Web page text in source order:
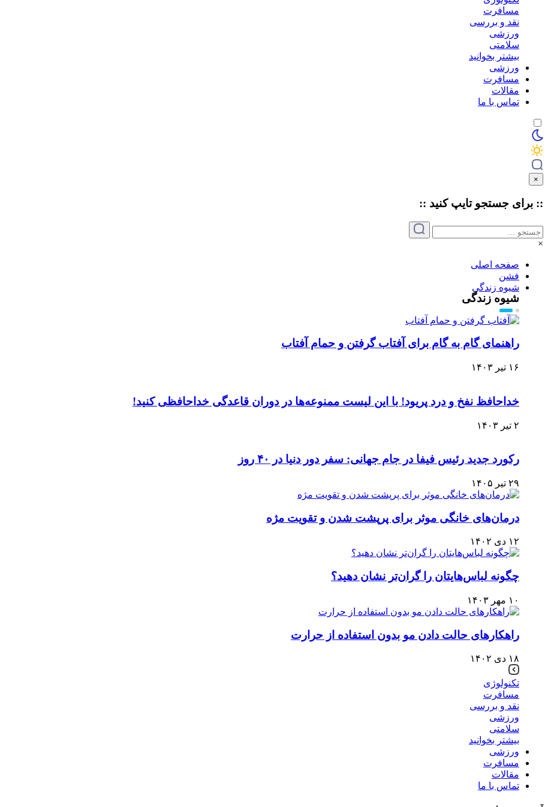
مسافرت
نقد و بررسی
ورزشی
سلامتی
بیشتر بخوانید
ورزشی
مسافرت
مقالات
تماس با ما
×
:: برای جستجو تایپکنید ::
×
صفحه اصلی
فشن
شیوه زندگی
شیوه زندگی
راهنمای گام به گام برای آفتاب گرفتن و حمام آفتاب
۱۶ تیر ۱۴۰۳
خداحافظ نفخ و درد پریود! با این لیست ممنوعه‌ها در دوران قاعدگی خداحافظی کنید!
۲ تیر ۱۴۰۳
رکورد جدید رئیس فیفا در جام جهانی: سفر دور دنیا در ۴۰ روز
۲۹ تیر ۱۴۰۵
درمان‌های خانگی موثر برای پرپشت شدن و تقویت مژه
۱۲ دی ۱۴۰۲
چگونه لباس‌هایتان را گران‌تر نشان دهید؟
۱۰ مهر ۱۴۰۳
راهکارهای حالت دادن مو بدون استفاده از حرارت
۱۸ دی ۱۴۰۲
تکنولوژی
مسافرت
نقد و بررسی
ورزشی
سلامتی
بیشتر بخوانید
ورزشی
مسافرت
مقالات
تماس با ما